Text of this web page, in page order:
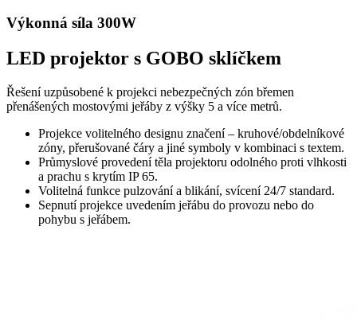
Výkonná síla 300W
LED projektor s GOBO sklíčkem
Řešení uzpůsobené k projekci nebezpečných zón břemen
přenášených mostovými jeřáby z výšky 5 a více metrů.
Projekce volitelného designu značení – kruhové/obdelníkové
zóny, přerušované čáry a jiné symboly v kombinaci s textem.
Průmyslové provedení těla projektoru odolného proti vlhkosti
a prachu s krytím IP 65.
Volitelná funkce pulzování a blikání, svícení 24/7 standard.
Sepnutí projekce uvedením jeřábu do provozu nebo do
pohybu s jeřábem.